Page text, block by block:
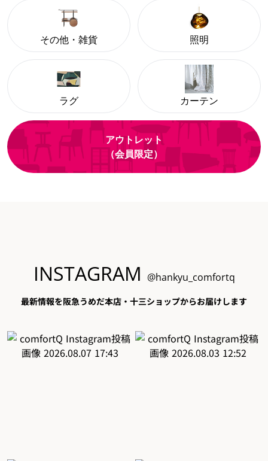
その他・雑貨 照明
ラグ カーテン
アウトレット
（会員限定）
INSTAGRAM @hankyu_comfortq
最新情報を阪急うめだ本店・十三ショップからお届けします